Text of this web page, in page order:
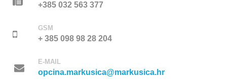
+385 032 563 377
GSM
+ 385 098 98 28 204
E-MAIL
opcina.markusica@markusica.hr